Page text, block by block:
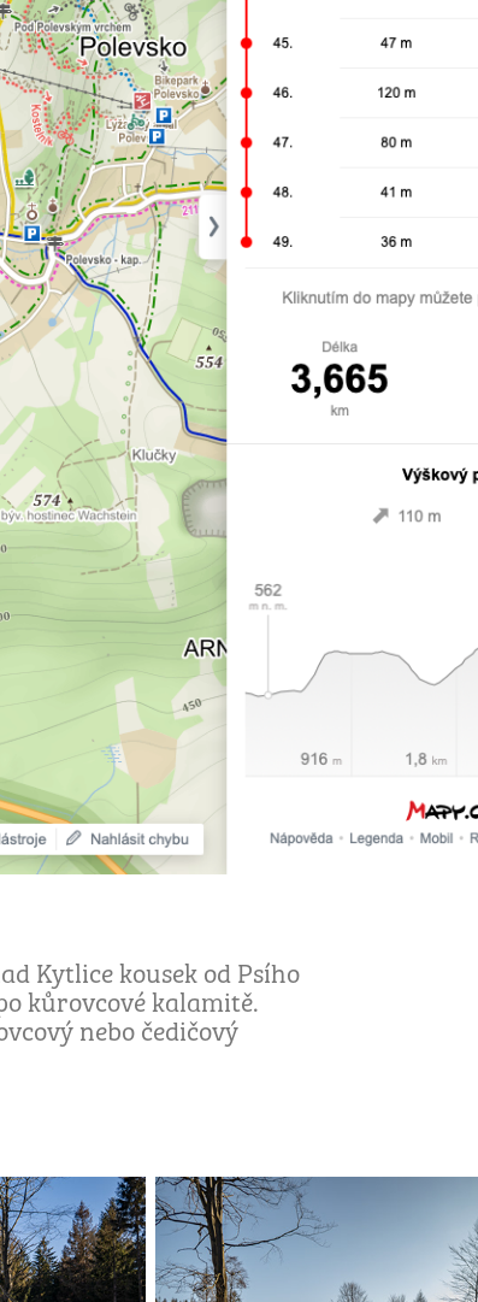
Kytlice kousek od Psího
kůrovcové kalamitě.
nebo čedičový